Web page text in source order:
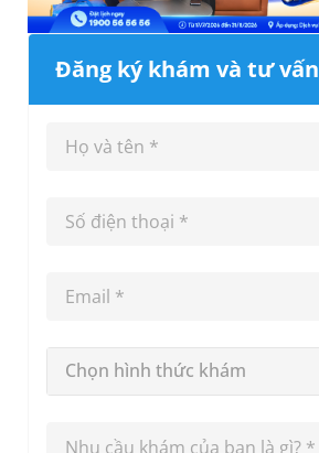
Đăng ký khám và tư vấn
Chọn hình thức khám